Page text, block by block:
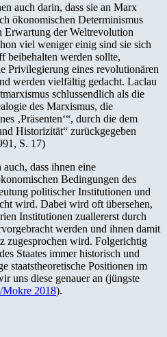
auch darin, dass sie an Marx
ökonomischen Determinismus
Erwartung der Weltrevolution
viel weniger einig sind sie sich
beibehalten werden sollte,
Privilegierung eines revolutionären
werden vielfältig gedacht. Laclau
schlussendlich als die
des Marxismus, die
‚Präsenten‘“, durch die dem
Historizität“ zurückgegeben
S. 17)
dass ihnen eine
Bedingungen des
politischer Institutionen und
wird. Dabei wird oft übersehen,
Institutionen zuallererst durch
werden und ihnen damit
zugesprochen wird. Folgerichtig
Staates immer historisch und
staatstheoretische Positionen im
uns diese genauer an (jüngste
2018).